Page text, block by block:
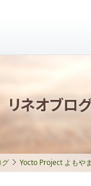
リネオブロ
グ Yocto Project よもや